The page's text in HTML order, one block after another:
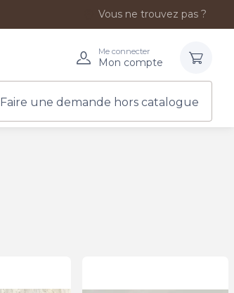
Vous ne trouvez pas ?
Me connecter
Mon compte
Faire une demande hors catalogue